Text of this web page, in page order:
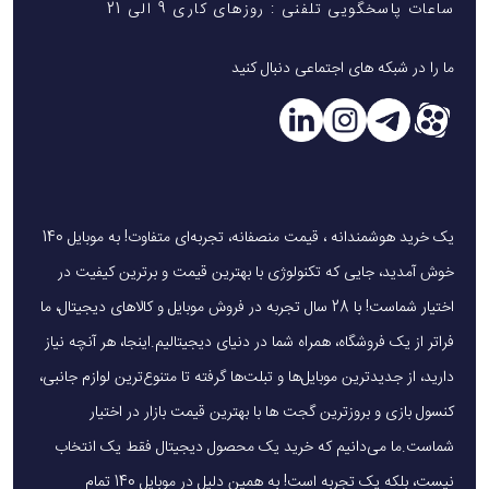
ساعات پاسخگویی تلفنی : روزهای کاری 9 الی 21
ما را در شبکه های اجتماعی دنبال کنید
یک خرید هوشمندانه ، قیمت منصفانه، تجربه‌ای متفاوت! به موبایل 140
خوش آمدید، جایی که تکنولوژی با بهترین قیمت و برترین کیفیت در
اختیار شماست! با 28 سال تجربه در فروش موبایل و کالاهای دیجیتال، ما
فراتر از یک فروشگاه، همراه شما در دنیای دیجیتالیم.اینجا، هر آنچه نیاز
دارید، از جدیدترین موبایل‌ها و تبلت‌ها گرفته تا متنوع‌ترین لوازم جانبی،
کنسول بازی و بروزترین گجت ها با بهترین قیمت بازار در اختیار
شماست.ما می‌دانیم که خرید یک محصول دیجیتال فقط یک انتخاب
نیست، بلکه یک تجربه است! به همین دلیل در موبایل 140 تمام